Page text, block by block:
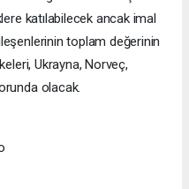
katılabilecek ancak imal
toplam değerinin
Ukrayna, Norveç,
olacak.